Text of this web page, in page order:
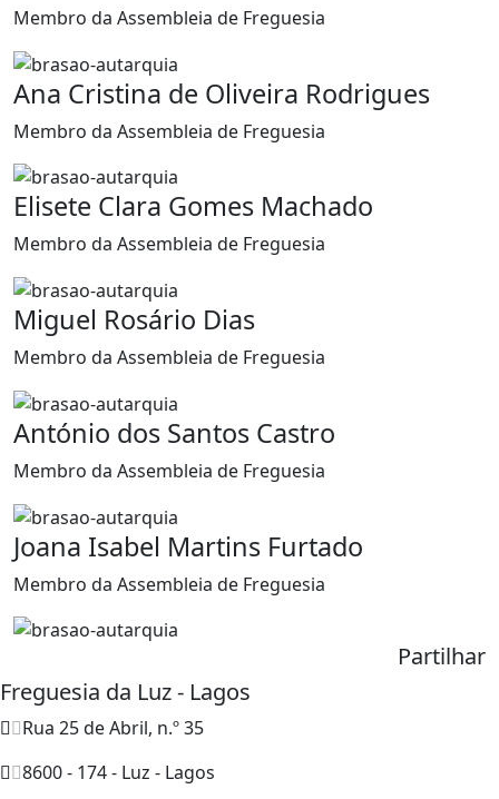
Membro da Assembleia de Freguesia
Ana Cristina de Oliveira Rodrigues
Membro da Assembleia de Freguesia
Elisete Clara Gomes Machado
Membro da Assembleia de Freguesia
Miguel Rosário Dias
Membro da Assembleia de Freguesia
António dos Santos Castro
Membro da Assembleia de Freguesia
Joana Isabel Martins Furtado
Membro da Assembleia de Freguesia
Partilhar
Freguesia da Luz - Lagos
Rua 25 de Abril, n.º 35
8600 - 174 - Luz - Lagos